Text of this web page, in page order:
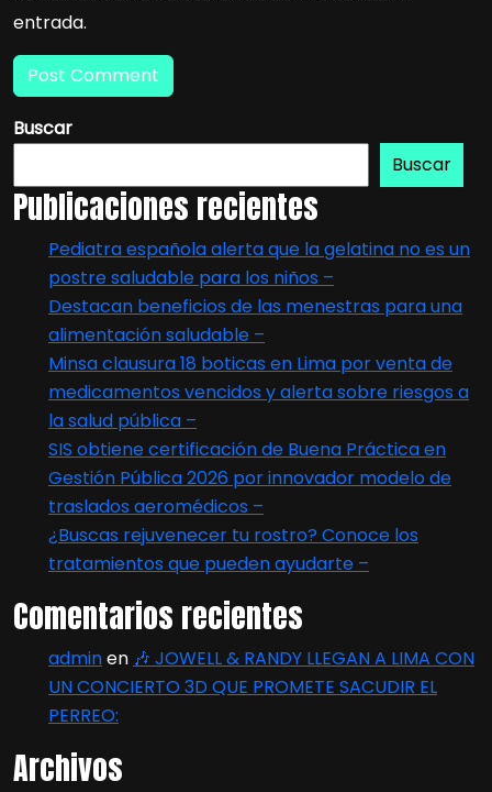
entrada.
Buscar
Buscar
Publicaciones recientes
Pediatra española alerta que la gelatina no es un
postre saludable para los niños –
Destacan beneficios de las menestras para una
alimentación saludable –
Minsa clausura 18 boticas en Lima por venta de
medicamentos vencidos y alerta sobre riesgos a
la salud pública –
SIS obtiene certificación de Buena Práctica en
Gestión Pública 2026 por innovador modelo de
traslados aeromédicos –
¿Buscas rejuvenecer tu rostro? Conoce los
tratamientos que pueden ayudarte –
Comentarios recientes
adminen 🎶 JOWELL & RANDY LLEGAN A LIMA CON
UN CONCIERTO 3D QUE PROMETE SACUDIR EL
PERREO:
Archivos